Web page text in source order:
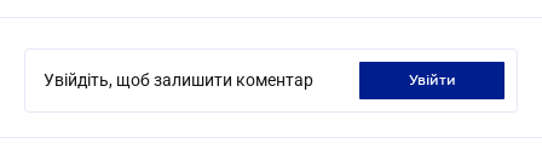
Увійдіть, щоб залишити коментар увійти